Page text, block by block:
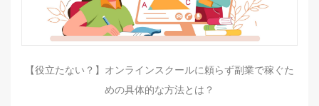
【役立たない？】オンラインスクールに頼らず副業で稼ぐた
めの具体的な方法とは？